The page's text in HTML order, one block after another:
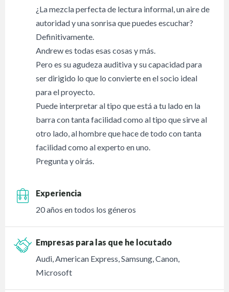
¿La mezcla perfecta de lectura informal, un aire de
autoridad y una sonrisa que puedes escuchar?
Definitivamente.
Andrew es todas esas cosas y más.
Pero es su agudeza auditiva y su capacidad para
ser dirigido lo que lo convierte en el socio ideal
para el proyecto.
Puede interpretar al tipo que está a tu lado en la
barra con tanta facilidad como al tipo que sirve al
otro lado, al hombre que hace de todo con tanta
facilidad como al experto en uno.
Pregunta y oirás.
Experiencia
20 años en todos los géneros
Empresas para las que he locutado
Audi, American Express, Samsung, Canon,
Microsoft